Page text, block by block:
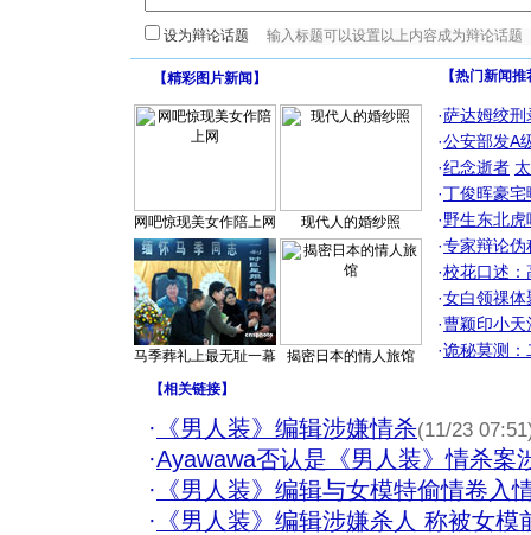
设为辩论话题
【精彩图片新闻 】
网吧惊现美女作陪上网 现代人的婚纱照
马季葬礼上最无耻一幕 揭密日本的情人旅馆
【热门新闻
·萨达姆绞刑
·公安部发A
·纪念逝者
·丁俊晖豪
·野生东北
·专家辩论伪
·校花口述：
·女白领祼体
·曹颖印小天
·诡秘莫测：
【相关链接】
· 《男人装》编辑涉嫌情杀(11/23
·Ayawawa否认是《男人装》情杀案
· 《男人装》编辑与女模特偷情卷入
· 《男人装》编辑涉嫌杀人 称被女模